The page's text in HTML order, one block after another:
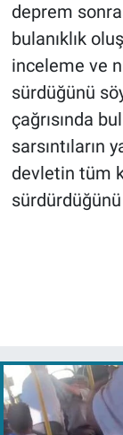
deprem
bulanıklık
inceleme ve
sürdüğünü
çağrısında
sarsıntıların
devletin tüm